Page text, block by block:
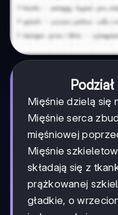
Mięśnie dzielą się
Mięśnie serca
mięśniowej
Mięśnie
składają się z
prążkowanej
gładkie, o